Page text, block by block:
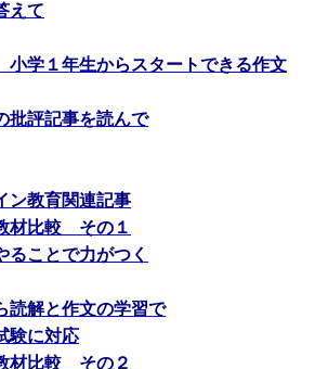
えて
学１年生からスタートできる作文
批評記事を読んで
ン教育関連記事
材比較 その１
ことで力がつく
読解と作文の学習で
験に対応
材比較 その２